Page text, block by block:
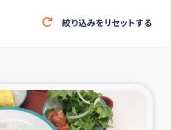
緊急救援の時代
ィモール豪雨緊急支援
による洪水被災者支援
絞り込みをリセットする